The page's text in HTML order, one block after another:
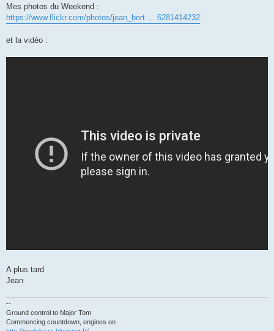
g
n
Mes photos du Weekend :
https://www.flickr.com/photos/jean_bort ... 6281414232
et la vidéo :
A plus tard
Jean
--
Ground control to Major Tom
Commencing countdown, engines on